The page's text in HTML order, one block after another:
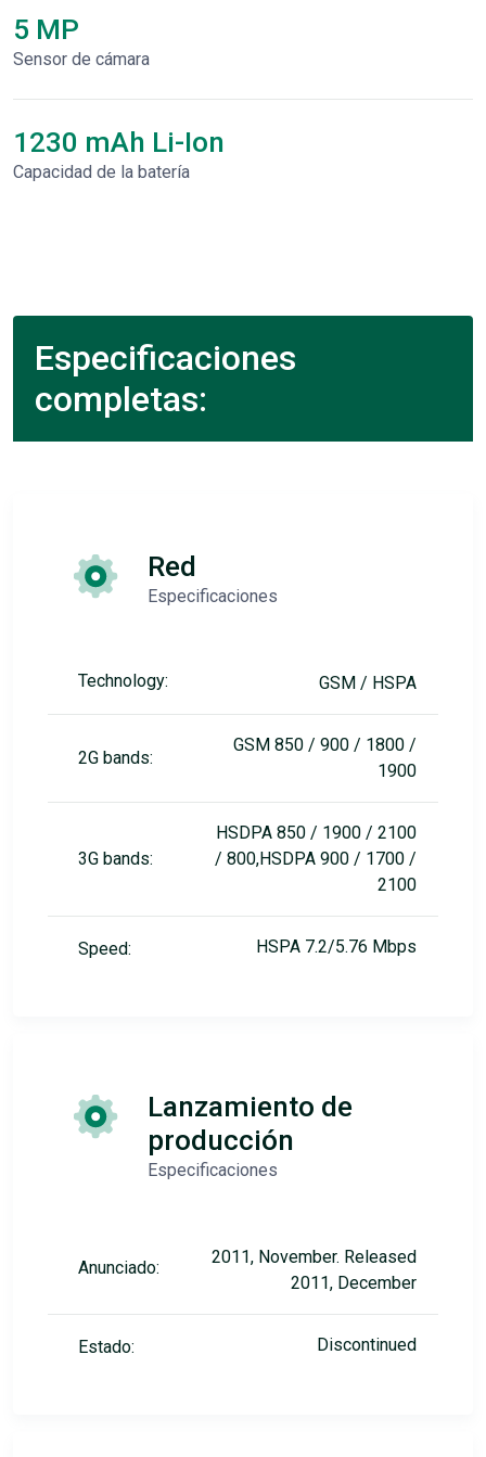
5 MP
Sensor de cámara
1230 mAh Li-Ion
Capacidad de la batería
Especificaciones
completas:
Red
Especificaciones
Technology: GSM / HSPA
2G bands:
GSM 850 / 900 / 1800 /
1900
3G bands:
HSDPA 850 / 1900 / 2100
/ 800,HSDPA 900 / 1700 /
2100
Speed: HSPA 7.2/5.76 Mbps
Lanzamiento de
producción
Especificaciones
Anunciado:
2011, November. Released
2011, December
Estado: Discontinued